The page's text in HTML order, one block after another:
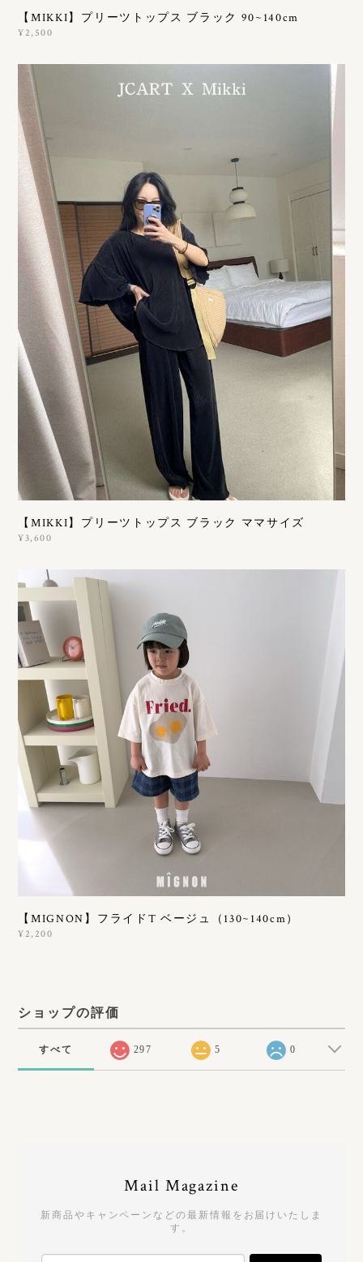
【MIKKI】プリーツトップス ブラック 90~140cm
¥2,500
【MIKKI】プリーツトップス ブラック ママサイズ
¥3,600
【MIGNON】フライドT ベージュ（130~140cm）
¥2,200
ショップの評価
すべて 297 5 0
Mail Magazine
新商品やキャンペーンなどの最新情報をお届けいたしま
す。